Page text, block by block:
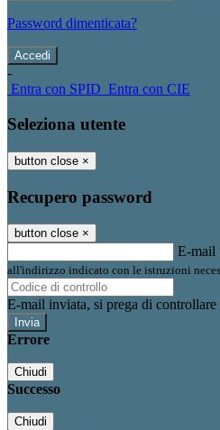
Password dimenticata?
-
Entra con SPID Entra con CIE
Seleziona utente
button close ×
Recupero password
button close ×
E-mail
all'indirizzo indicato con le istruzioni
E-mail inviata, si prega di controllare
Errore
Chiudi
Successo
Chiudi